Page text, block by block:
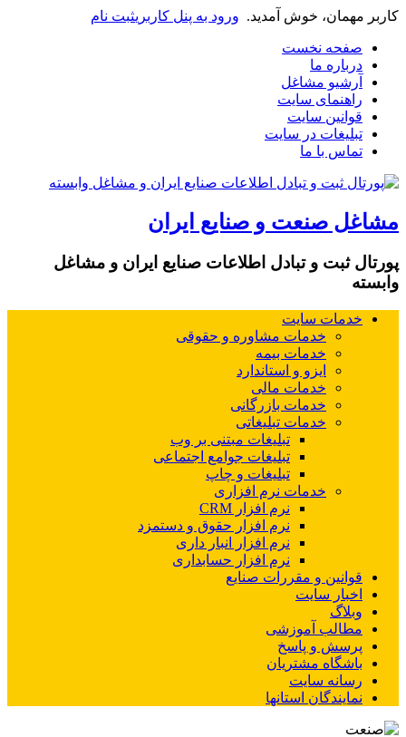
کاربر مهمان، خوش آمدید. ورود به پنل کاربریثبت نام
صفحه نخست
درباره ما
آرشیو مشاغل
راهنمای سایت
قوانین سایت
تبلیغات در سایت
تماس با ما
مشاغل صنعت و صنایع ایران
پورتال ثبت و تبادل اطلاعات صنایع ایران و مشاغل
وابسته
خدمات سایت
خدمات مشاوره و حقوقی
خدمات بیمه
ایزو و استاندارد
خدمات مالی
خدمات بازرگانی
خدمات تبلیغاتی
تبلیغات مبتنی بر وب
تبلیغات جوامع اجتماعی
تبلیغات و چاپ
خدمات نرم افزاری
نرم افزار CRM
نرم افزار حقوق و دستمزد
نرم افزار انبار داری
نرم افزار حسابداری
قوانین و مقررات صنایع
اخبار سایت
وبلاگ
مطالب آموزشی
پرسش و پاسخ
باشگاه مشتریان
رسانه سایت
نمایندگان استانها